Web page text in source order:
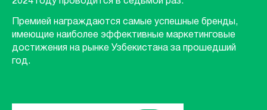
Премией награждаются самые успешные бренды,
имеющие наиболее эффективные маркетинговые
достижения на рынке Узбекистана за прошедший
год.